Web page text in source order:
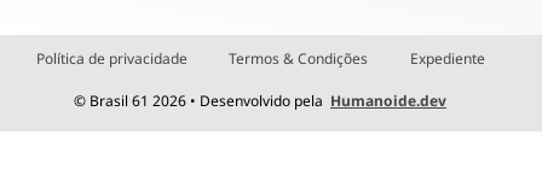
Política de privacidade Termos & Condições Expediente
© Brasil 61 2026 • Desenvolvido pela Humanoide.dev